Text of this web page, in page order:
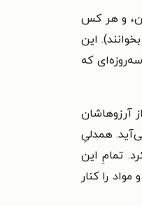
و هر کس
این
که
آرزوهاشان
همدلیِ
تمامِ این
را کنار